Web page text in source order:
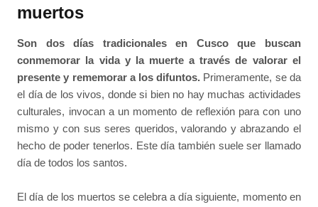
muertos
Son dos días tradicionales en Cusco que buscan
conmemorar la vida y la muerte a través de valorar el
presente y rememorar a los difuntos. Primeramente, se da
el día de los vivos, donde si bien no hay muchas actividades
culturales, invocan a un momento de reflexión para con uno
mismo y con sus seres queridos, valorando y abrazando el
hecho de poder tenerlos. Este día también suele ser llamado
día de todos los santos.
El día de los muertos se celebra a día siguiente, momento en